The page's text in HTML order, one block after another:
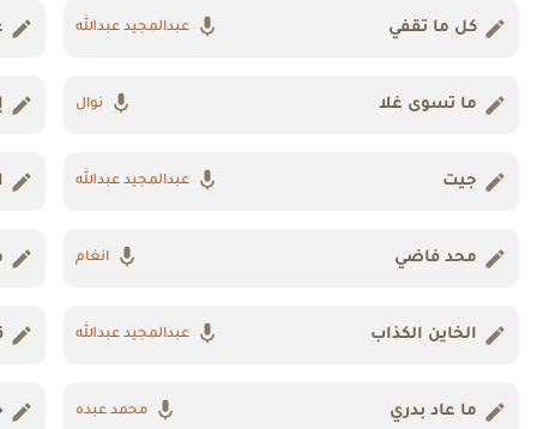
كل ما تقفي عبدالمجيد عبدالله
ما تسوى غلا نوال
جيت عبدالمجيد عبدالله
محد فاضي انغام
الخاين الكذاب عبدالمجيد عبدالله
ما عاد بدري محمد عبده